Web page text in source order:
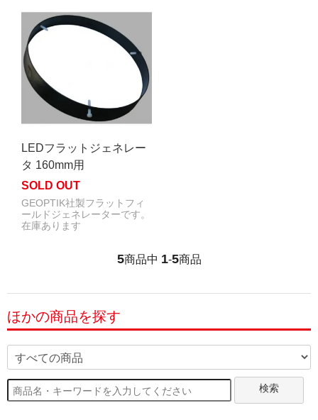
LEDフラットジェネレー
タ 160mm用
SOLD OUT
GEOPTIK社製フラットフィ
ールドジェネレーターです。
在庫あります
5商品中 1-5商品
ほかの商品を探す
検索